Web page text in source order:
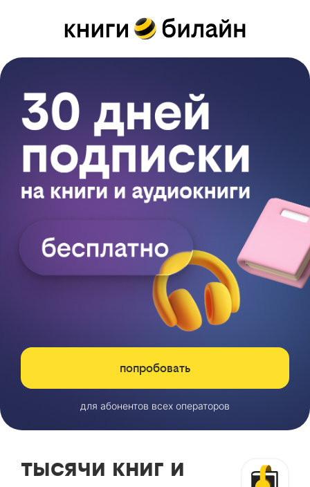
попробовать
для абонентов всех операторов
тысячи книг и